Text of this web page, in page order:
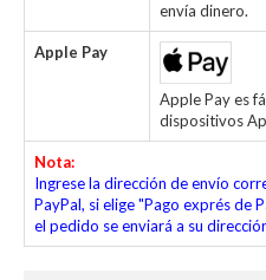
envía dinero.
Apple Pay
Apple Pay es
dispositivos
Nota:
Ingrese la dirección de envío
PayPal, si elige "Pago exprés de
el pedido se enviará a su